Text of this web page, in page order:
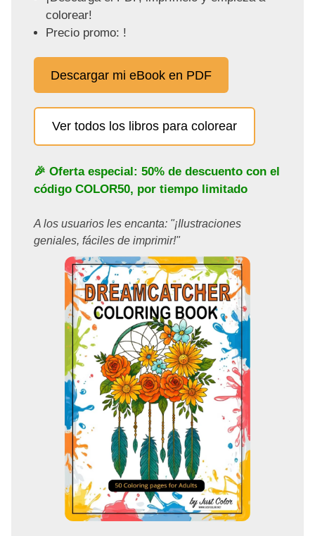
colorear!
Precio promo: !
Descargar mi eBook en PDF
Ver todos los libros para colorear
🎉 Oferta especial: 50% de descuento con el
código COLOR50, por tiempo limitado
A los usuarios les encanta: "¡Ilustraciones
geniales, fáciles de imprimir!"